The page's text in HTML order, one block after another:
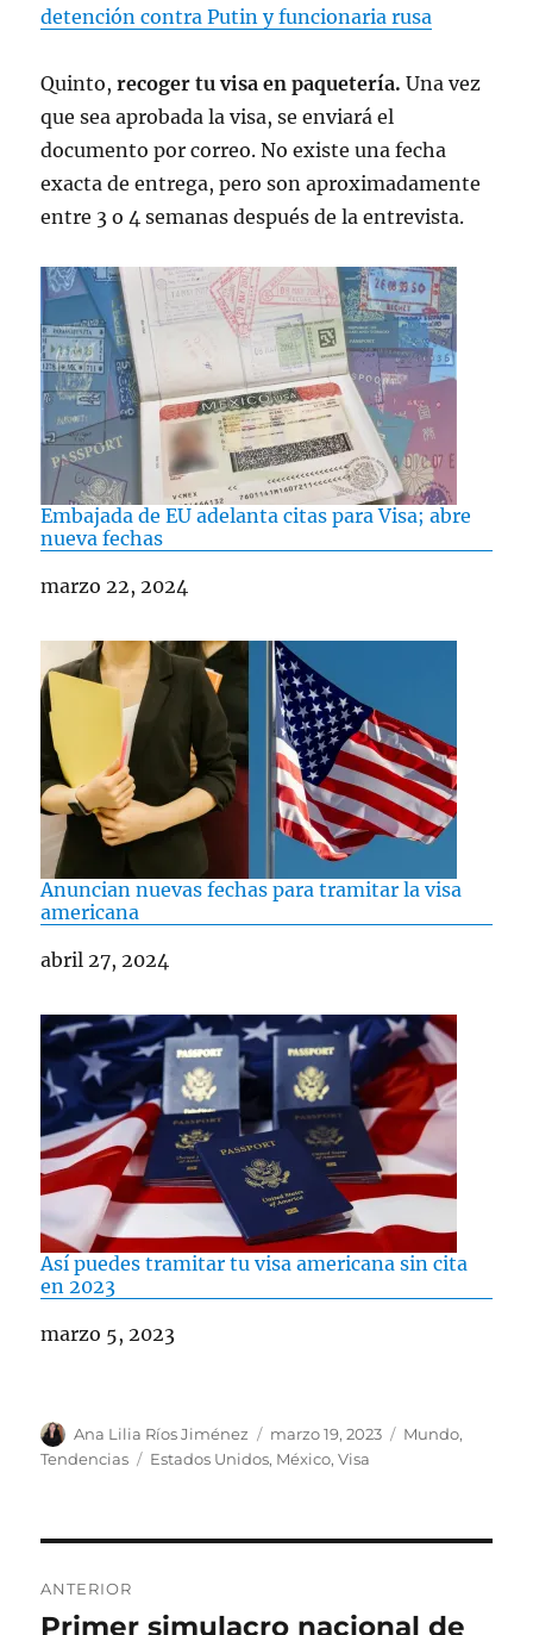
detención contra Putin y funcionaria rusa
Quinto, recoger tu visa en paquetería. Una vez
que sea aprobada la visa, se enviará el
documento por correo. No existe una fecha
exacta de entrega, pero son aproximadamente
entre 3 o 4 semanas después de la entrevista.
Embajada de EU adelanta citas para Visa; abre
nueva fechas
Fecha
marzo 22, 2024
Anuncian nuevas fechas para tramitar la visa
americana
Fecha
abril 27, 2024
Así puedes tramitar tu visa americana sin cita
en 2023
Fecha
marzo 5, 2023
A
u
Ana Lilia Ríos Jiménez
P
u
marzo 19, 2023
C
Mundo,
Tendencias
E
Estados Unidos, México,Visa
a
ANTERIOR
E
Primer simulacro nacional de